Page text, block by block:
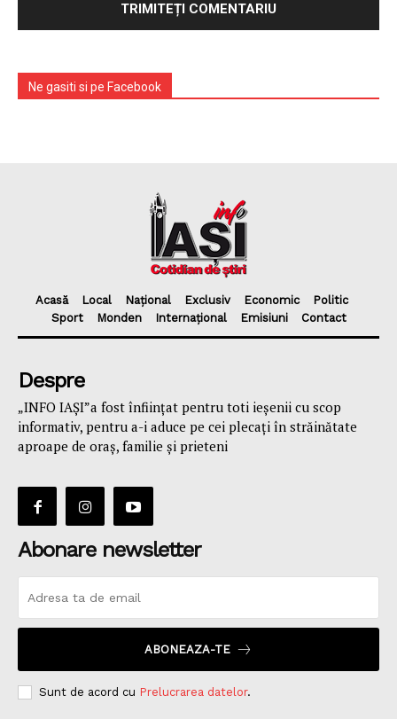
Ne gasiti si pe Facebook
Acasă Local Național Exclusiv Economic
Politic
Sport
Monden Internațional Emisiuni Contact
Despre
„INFO IAȘI”a fost înfiinţat pentru toti ieşenii cu scop
informativ, pentru a-i aduce pe cei plecaţi în străinătate
aproape de oraş, familie și prieteni
Abonare newsletter
ABONEAZA-TE
Sunt de acord cu Prelucrarea datelor.